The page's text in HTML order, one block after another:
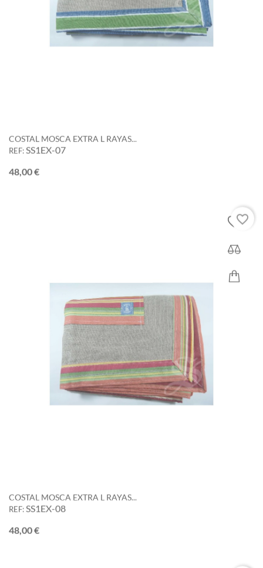
COSTAL MOSCA EXTRA L RAYAS...
REF: SS1EX-07
48,00 €Precio
COSTAL MOSCA EXTRA L RAYAS...
REF: SS1EX-08
48,00 €Precio
favorite_border